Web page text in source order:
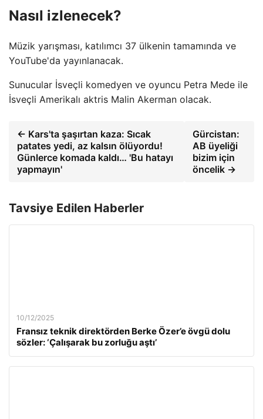
Nasıl izlenecek?
Müzik yarışması, katılımcı 37 ülkenin tamamında ve
YouTube'da yayınlanacak.
Sunucular İsveçli komedyen ve oyuncu Petra Mede ile
İsveçli Amerikalı aktris Malin Akerman olacak.
← Kars'ta şaşırtan kaza: Sıcak
patates yedi, az kalsın ölüyordu!
Günlerce komada kaldı… 'Bu hatayı
yapmayın'
Gürcistan:
AB üyeliği
bizim için
öncelik →
Tavsiye Edilen Haberler
10/12/2025
Fransız teknik direktörden Berke Özer’e övgü dolu
sözler: ‘Çalışarak bu zorluğu aştı’